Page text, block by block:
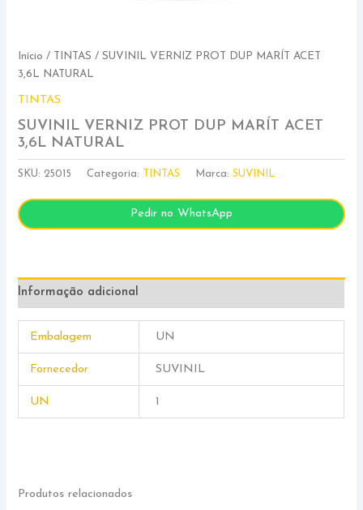
Início / TINTAS / SUVINIL VERNIZ PROT DUP MARÍT ACET
3,6L NATURAL
TINTAS
SUVINIL VERNIZ PROT DUP MARÍT ACET
3,6L NATURAL
SKU: 25015 Categoria: TINTAS Marca:SUVINIL
Pedir no WhatsApp
Informação adicional
Embalagem UN
Fornecedor SUVINIL
UN 1
Produtos relacionados